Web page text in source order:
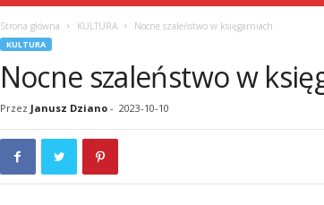
Strona główna KULTURA Nocne szaleństwo w księgarniach
KULTURA
Nocne szaleństwo w
Przez Janusz Dziano- 2023-10-10